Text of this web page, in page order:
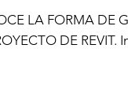
LA FORMA DE
DE REVIT.